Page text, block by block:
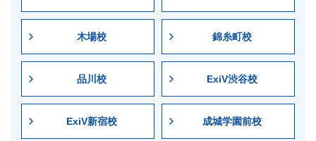
【事後受験】
9/4（金）公開予定
紙の成績帳票の返却はございません。
必修受験と位置付けられている塾生の方は、原則別途
アンケートの回答は必要です）。詳細は早稲田アカデ
木場校 錦糸町校
品川校 ExiV渋谷校
ExiV新宿校 成城学園前校